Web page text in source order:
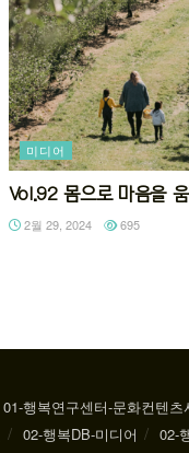
미디어
Vol.92 몸으로 마음을
2월 29, 2024
695
01-행복연구센터-문화컨텐츠
02-행복DB-미디어 02-